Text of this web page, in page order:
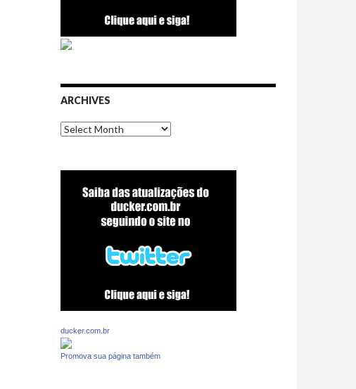
ARCHIVES
Archives
ducker.com.br
Promova sua página também